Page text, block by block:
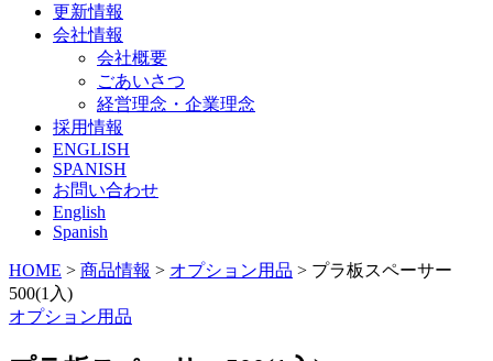
更新情報
会社情報
会社概要
ごあいさつ
経営理念・企業理念
採用情報
ENGLISH
SPANISH
お問い合わせ
English
Spanish
HOME > 商品情報 > オプション用品 > プラ板スペーサー
500(1入)
オプション用品